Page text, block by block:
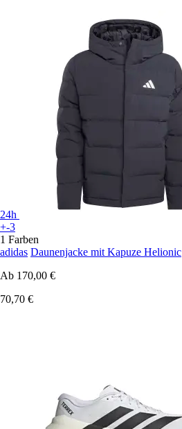
24h
+-3
1 Farben
adidas Daunenjacke mit Kapuze Helionic
Ab 170,00 €
70,70 €